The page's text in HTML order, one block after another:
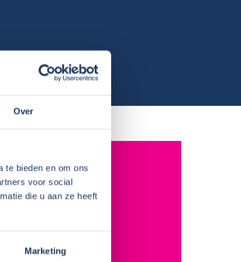
Over
te bieden en om ons
voor social
die u aan ze heeft
Marketing
5